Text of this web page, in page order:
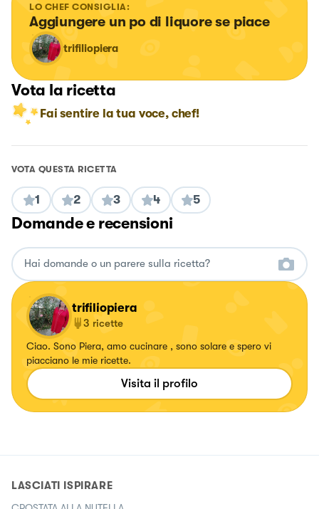
LO CHEF CONSIGLIA:
Aggiungere un po di liquore se piace
trifiliopiera
Vota la ricetta
Fai sentire la tua voce, chef!
VOTA QUESTA RICETTA
1 2 3 4 5
Domande e recensioni
trifiliopiera
3 ricette
Ciao. Sono Piera, amo cucinare , sono solare e spero vi
piacciano le mie ricette.
Visita il profilo
LASCIATI ISPIRARE